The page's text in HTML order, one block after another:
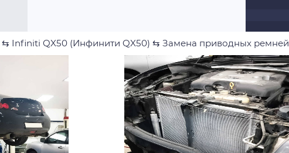
⇆ Infiniti QX50 (Инфинити QX50) ⇆ Замена приводных ремней